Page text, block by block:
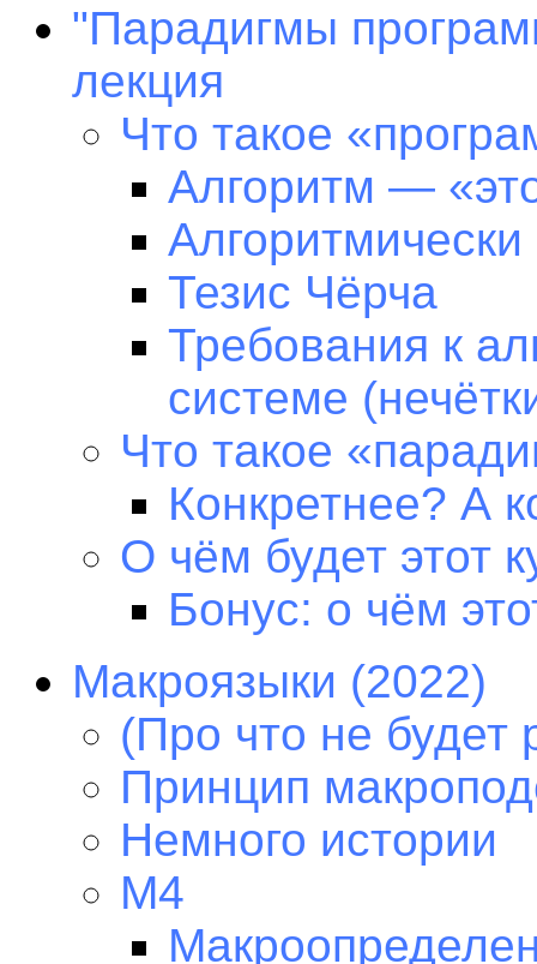
"Парадигмы
лекция
Что такое
Алгоритм —
Тезис Чёрча
Требования к
системе
Что такое
Конкретнее? А
О чём будет этот
Бонус: о чём
Макроязыки (2022)
(Про что не будет
Принцип
Немного истории
M4